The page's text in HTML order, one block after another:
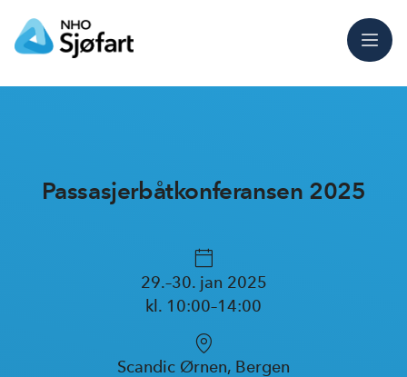
Meny
Passasjerbåtkonferansen 2025
29.–30. jan 2025
kl. 10:00–14:00
Scandic Ørnen, Bergen